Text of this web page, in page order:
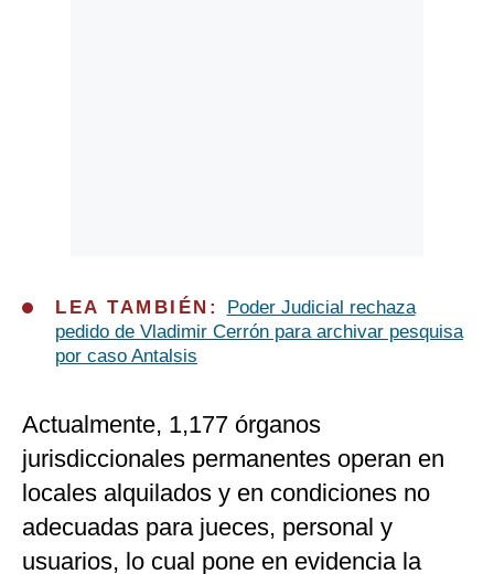
LEA TAMBIÉN:
Poder Judicial rechaza
pedido de Vladimir Cerrón para archivar pesquisa
por caso Antalsis
Actualmente, 1,177 órganos
jurisdiccionales permanentes operan en
locales alquilados y en condiciones no
adecuadas para jueces, personal y
usuarios, lo cual pone en evidencia la